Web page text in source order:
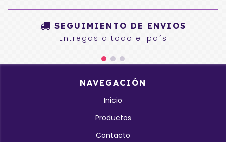
SEGUIMIENTO DE ENVIOS
Entregas a todo el país
NAVEGACIÓN
Inicio
Productos
Contacto